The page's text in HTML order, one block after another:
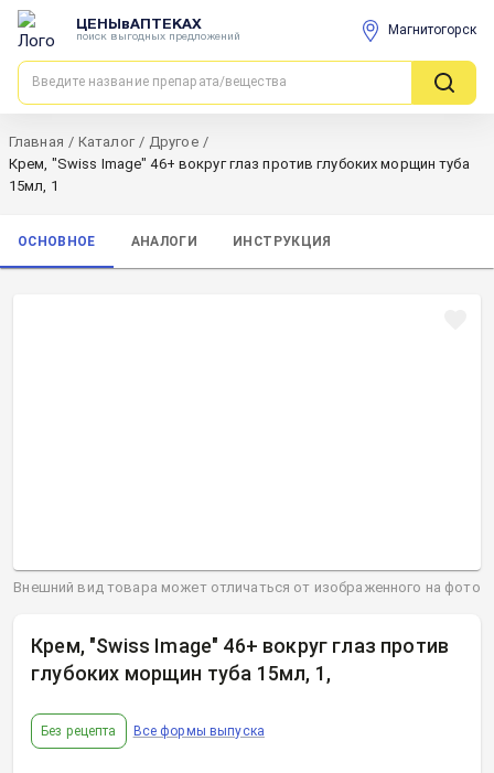
ЦЕНЫвАПТЕКАХ
поиск выгодных предложений Магнитогорск
Главная / Каталог / Другое /
Крем, "Swiss Image" 46+ вокруг глаз против глубоких морщин туба
15мл, 1
ОСНОВНОЕ АНАЛОГИ ИНСТРУКЦИЯ
Крем, "Swiss Image" 46+ вокруг глаз против
глубоких морщин туба 15мл, 1 ,
Без рецепта Все формы выпуска
Внешний вид товара может отличаться от изображенного на фото